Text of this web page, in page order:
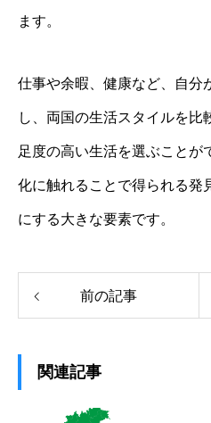
ます。
仕事や余暇、健康など、自分
し、両国の生活スタイルを比
足度の高い生活を選ぶことが
化に触れることで得られる発
にする大きな要素です。
前の記事
関連記事